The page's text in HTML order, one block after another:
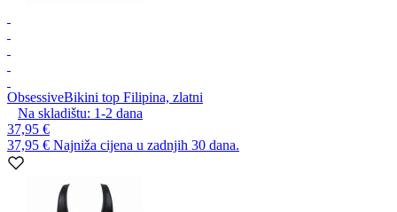
ObsessiveBikini top Filipina, zlatni
Na skladištu: 1-2 dana
37,95 €
37,95 € Najniža cijena u zadnjih 30 dana.